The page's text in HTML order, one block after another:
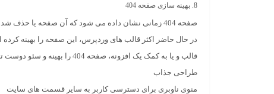
8. بهینه سازی صفحه 404
در حال حاضر اکثر قالب های وردپرس، این صفحه را بهینه کرده
قالب و یا به کمک یک افزونه، صفحه 404 را بهینه و سئو دوست تر کنید. بهترین اِلِمان هایی که می توانید داخل صفحه 404 قرار دهید، عبارتند از:
طراحی جذاب
منوی ناوبری برای دسترسی کاربر به سایر قسمت های سایت